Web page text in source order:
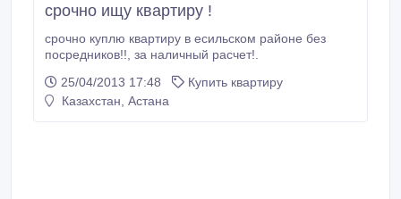
срочно ищу квартиру !
срочно куплю квартиру в есильском районе без
посредников!!, за наличный расчет!.
25/04/2013 17:48
Купить квартиру
Казахстан, Астана